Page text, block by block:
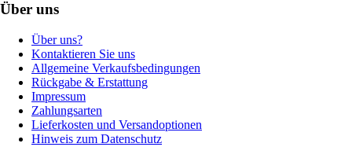
Über uns
Über uns?
Kontaktieren Sie uns
Allgemeine Verkaufsbedingungen
Rückgabe & Erstattung
Impressum
Zahlungsarten
Lieferkosten und Versandoptionen
Hinweis zum Datenschutz